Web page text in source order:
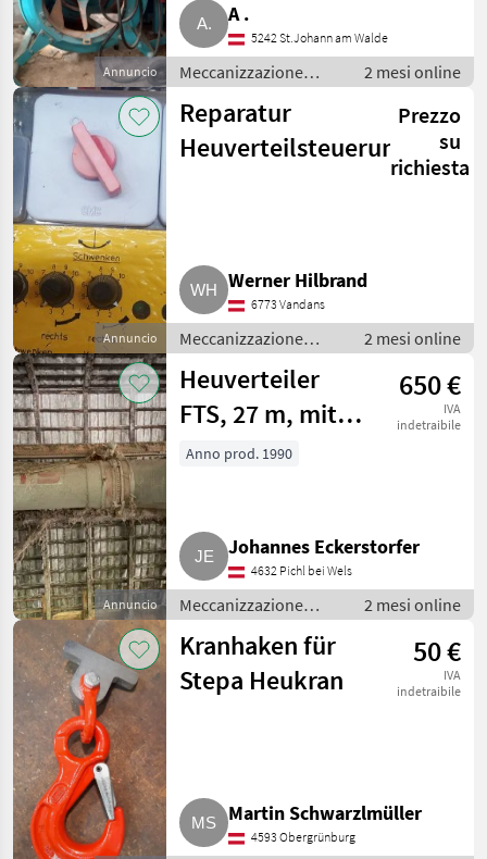
Annuncio
A .
5242 St.Johann am Walde
Meccanizzazione
interna / Fienagione
2 mesi online
Annuncio
Reparatur
Heuverteilsteuerung
Prezzo
su
richiesta
Werner Hilbrand
6773 Vandans
Meccanizzazione
interna / Fienagione
2 mesi online
Annuncio
Heuverteiler
FTS, 27 m, mit
Auer Gebläse
650 €
IVA
indetraibile
Anno prod. 1990
Johannes Eckerstorfer
4632 Pichl bei Wels
Meccanizzazione
interna / Fienagione
2 mesi online
Kranhaken für
Stepa Heukran
50 €
IVA
indetraibile
Martin Schwarzlmüller
4593 Obergrünburg